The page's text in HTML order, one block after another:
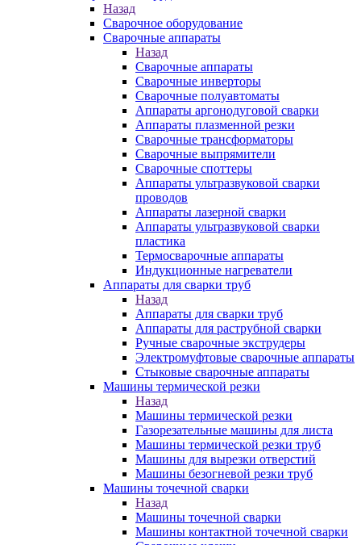
Назад
Сварочное оборудование
Сварочные аппараты
Назад
Сварочные аппараты
Сварочные инверторы
Сварочные полуавтоматы
Аппараты аргонодуговой сварки
Аппараты плазменной резки
Сварочные трансформаторы
Сварочные выпрямители
Сварочные споттеры
Аппараты ультразвуковой сварки
проводов
Аппараты лазерной сварки
Аппараты ультразвуковой сварки
пластика
Термосварочные аппараты
Индукционные нагреватели
Аппараты для сварки труб
Назад
Аппараты для сварки труб
Аппараты для раструбной сварки
Ручные сварочные экструдеры
Электромуфтовые сварочные аппараты
Стыковые сварочные аппараты
Машины термической резки
Назад
Машины термической резки
Газорезательные машины для листа
Машины термической резки труб
Машины для вырезки отверстий
Машины безогневой резки труб
Машины точечной сварки
Назад
Машины точечной сварки
Машины контактной точечной сварки